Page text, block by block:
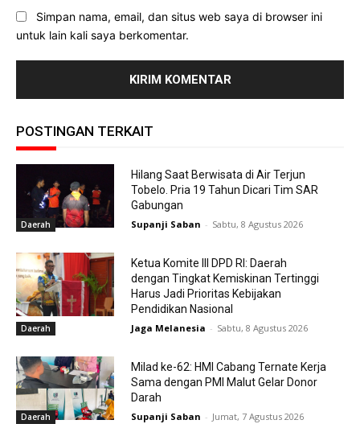
Simpan nama, email, dan situs web saya di browser ini
untuk lain kali saya berkomentar.
POSTINGAN TERKAIT
Daerah
Hilang Saat Berwisata di Air Terjun
Tobelo. Pria 19 Tahun Dicari Tim SAR
Gabungan
Supanji Saban - Sabtu, 8 Agustus 2026
Daerah
Ketua Komite III DPD RI: Daerah
dengan Tingkat Kemiskinan Tertinggi
Harus Jadi Prioritas Kebijakan
Pendidikan Nasional
Jaga Melanesia - Sabtu, 8 Agustus 2026
Daerah
Milad ke-62: HMI Cabang Ternate Kerja
Sama dengan PMI Malut Gelar Donor
Darah
Supanji Saban - Jumat, 7 Agustus 2026